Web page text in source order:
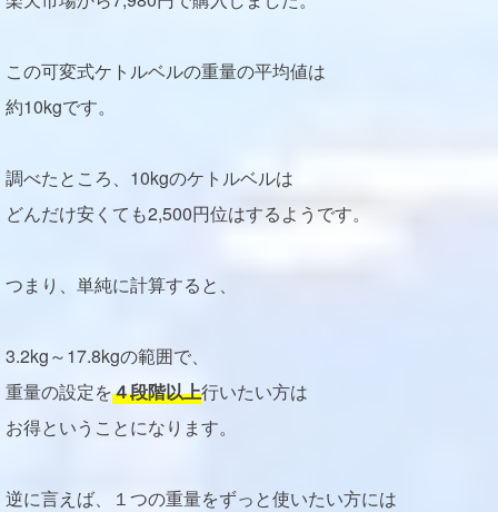
この可変式ケトルベルの重量の平均値は
約10kgです。
調べたところ、10kgのケトルベルは
どんだけ安くても2,500円位はするようです。
つまり、単純に計算すると、
3.2kg～17.8kgの範囲で、
重量の設定を４段階以上行いたい方は
お得ということになります。
逆に言えば、１つの重量をずっと使いたい方には